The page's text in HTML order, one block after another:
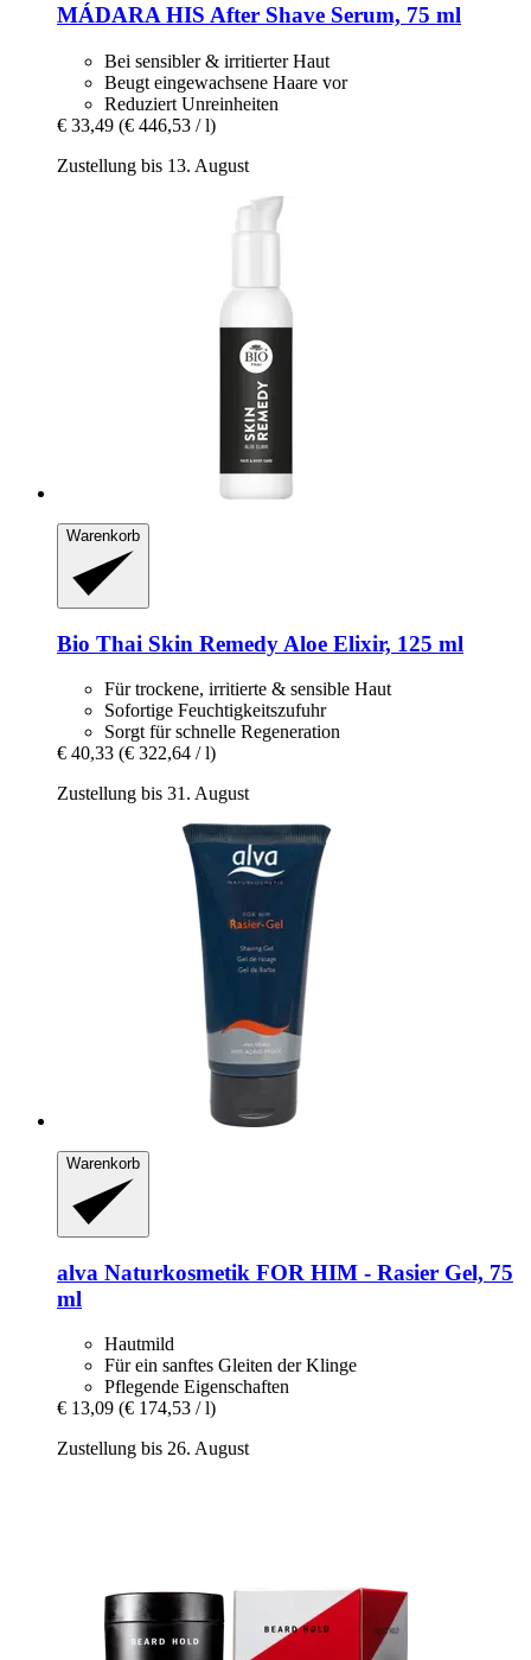
MÁDARA HIS After Shave Serum, 75 ml
Bei sensibler & irritierter Haut
Beugt eingewachsene Haare vor
Reduziert Unreinheiten
€ 33,49 (€ 446,53 / l)
Zustellung bis 13. August
Warenkorb
Bio Thai Skin Remedy Aloe Elixir, 125 ml
Für trockene, irritierte & sensible Haut
Sofortige Feuchtigkeitszufuhr
Sorgt für schnelle Regeneration
€ 40,33 (€ 322,64 / l)
Zustellung bis 31. August
Warenkorb
alva Naturkosmetik FOR HIM -​ Rasier Gel, 75
ml
Hautmild
Für ein sanftes Gleiten der Klinge
Pflegende Eigenschaften
€ 13,09 (€ 174,53 / l)
Zustellung bis 26. August